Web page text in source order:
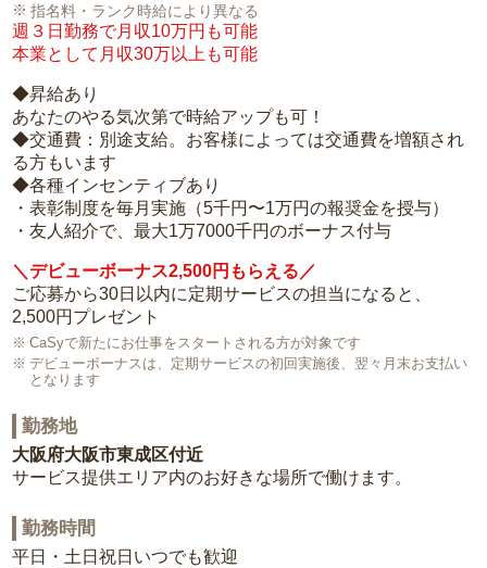
指名料・ランク時給により異なる
週３日勤務で月収10万円も可能
本業として月収30万以上も可能
◆昇給あり
あなたのやる気次第で時給アップも可！
◆交通費：別途支給。お客様によっては交通費を増額され
る方もいます
◆各種インセンティブあり
・表彰制度を毎月実施（5千円〜1万円の報奨金を授与）
・友人紹介で、最大1万7000千円のボーナス付与
＼デビューボーナス2,500円もらえる／
ご応募から30日以内に定期サービスの担当になると、
2,500円プレゼント
CaSyで新たにお仕事をスタートされる方が対象です
デビューボーナスは、定期サービスの初回実施後、翌々月末お支払い
となります
勤務地
大阪府大阪市東成区付近
サービス提供エリア内のお好きな場所で働けます。
勤務時間
平日・土日祝日いつでも歓迎